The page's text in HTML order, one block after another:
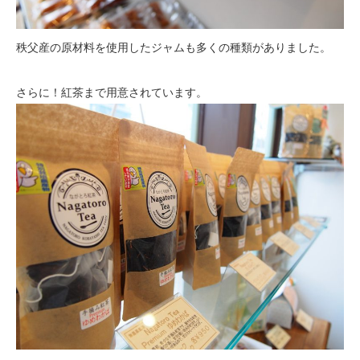
秩父産の原材料を使用したジャムも多くの種類がありました。
さらに！紅茶まで用意されています。